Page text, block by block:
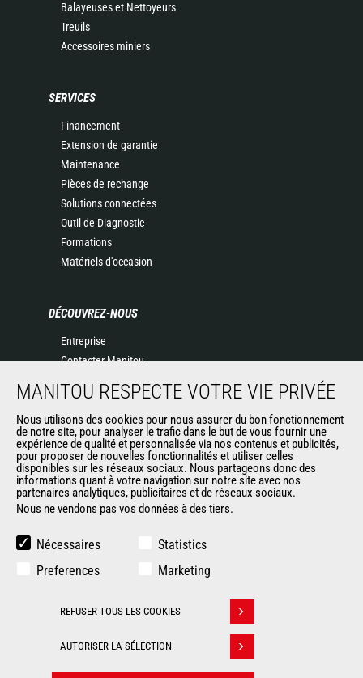
Balayeuses et Nettoyeurs
Treuils
Accessoires miniers
SERVICES
Financement
Extension de garantie
Maintenance
Pièces de rechange
Solutions connectées
Outil de Diagnostic
Formations
Matériels d'occasion
DÉCOUVREZ-NOUS
Entreprise
Contacter Manitou
Politique de protection des données
Evénements
Actualités
Historique
AUTRES SITES DU GROUPE
Manitou Group
Used Manitou Machines
Gehl
MANITOU RESPECTE VOTRE VIE PRIVÉE
Nous utilisons des cookies pour nous assurer du bon fonctionnement
de notre site, pour analyser le trafic dans le but de vous fournir une
expérience de qualité et personnalisée via nos contenus et publicités,
pour proposer de nouvelles fonctionnalités et utiliser celles
disponibles sur les réseaux sociaux. Nous partageons donc des
informations quant à votre navigation sur notre site avec nos
partenaires analytiques, publicitaires et de réseaux sociaux.
Nous ne vendons pas vos données à des tiers.
Nécessaires
Statistics
Preferences
Marketing
REFUSER TOUS LES COOKIES
AUTORISER LA SÉLECTION